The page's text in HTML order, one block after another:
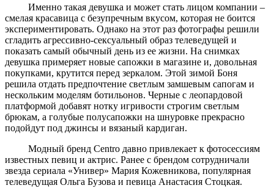
Именно такая девушка и может стать лицом компании –
смелая красавица с безупречным вкусом, которая не боится
экспериментировать. Однако на этот раз фотографы решили
сгладить агрессивно-сексуальный образ телеведущей и
показать самый обычный день из ее жизни. На снимках
девушка примеряет новые сапожки в магазине и, довольная
покупками, крутится перед зеркалом. Этой зимой Боня
решила отдать предпочтение светлым замшевым сапогам и
нескольким моделям ботильонов. Черные с леопардовой
платформой добавят нотку игривости строгим светлым
брюкам, а голубые полусапожки на шнуровке прекрасно
подойдут под джинсы и вязаный кардиган.
Модный бренд Centro давно привлекает к фотосессиям
известных певиц и актрис. Ранее с брендом сотрудничали
звезда сериала «Универ» Мария Кожевникова, популярная
телеведущая Ольга Бузова и певица Анастасия Стоцкая.